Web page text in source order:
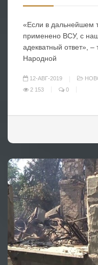
«Если в дальнейшем
применено ВСУ, с
адекватный ответ», –
Народной
12-АВГ-2019
2 153
0